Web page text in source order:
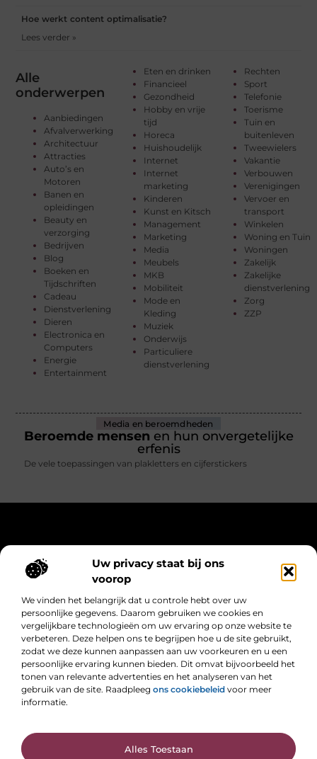
Uw privacy staat bij ons
voorop
We vinden het belangrijk dat u controle hebt over uw
persoonlijke gegevens. Daarom gebruiken we cookies en
vergelijkbare technologieën om uw ervaring op onze website te
verbeteren. Deze helpen ons te begrijpen hoe u de site gebruikt,
zodat we deze kunnen aanpassen aan uw voorkeuren en u een
persoonlijke ervaring kunnen bieden. Dit omvat bijvoorbeeld het
tonen van relevante advertenties en het analyseren van het
gebruik van de site. Raadpleeg ons cookiebeleid voor meer
informatie.
Alles Toestaan
Alle
onderwerpen
Aanbiedingen
Afvalverwerking
Architectuur
Attracties
Auto’s en
Motoren
Banen en
opleidingen
Beauty en
verzorging
Bedrijven
Blog
Boeken en
Tijdschriften
Cadeau
Dienstverlening
Dieren
Electronica en
Computers
Energie
Entertainment
Eten en drinken
Financieel
Gezondheid
Hobby en vrije
tijd
Horeca
Huishoudelijk
Internet
Internet
marketing
Kinderen
Kunst en Kitsch
Management
Marketing
Media
Meubels
MKB
Mobiliteit
Mode en
Kleding
Muziek
Onderwijs
Particuliere
dienstverlening
Rechten
Sport
Telefonie
Toerisme
Tuin en
buitenleven
Tweewielers
Vakantie
Verbouwen
Verenigingen
Vervoer en
transport
Winkelen
Woning en Tuin
Woningen
Zakelijk
Zakelijke
dienstverlening
Zorg
ZZP
Hoe werkt content optimalisatie?
Lees verder »
Media en beroemdheden
Beroemde mensen en hun onvergetelijke
erfenis
De vele toepassingen van plakletters en cijferstickers
@2025 All Right Reserved. Design by